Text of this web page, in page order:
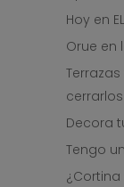
Hoy en
Orue en
cerrarlos
Decora
Tengo